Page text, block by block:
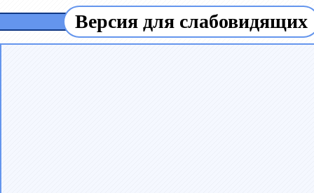
Версия для слабовидящих